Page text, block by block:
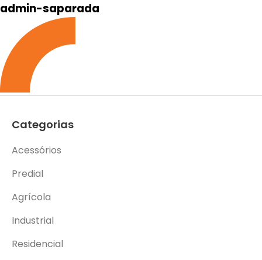
admin-saparada
Categorias
Acessórios
Predial
Agrícola
Industrial
Residencial